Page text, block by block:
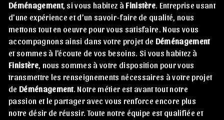
Déménagement, si vous habitez à Finistère. Entreprise usant
d’une expérience et d’un savoir-faire de qualité, nous
mettons tout en oeuvre pour vous satisfaire. Nous vous
accompagnons ainsi dans votre projet de Déménagement
et sommes à l’écoute de vos besoins. Si vous habitez à
Finistère, nous sommes à votre disposition pour vous
transmettre les renseignements nécessaires à votre projet
de Déménagement. Notre métier est avant tout notre
passion et le partager avec vous renforce encore plus
notre désir de réussir. Toute notre équipe est qualifiée et